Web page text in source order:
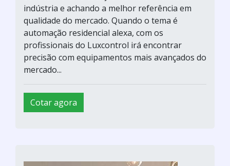
indústria e achando a melhor referência em
qualidade do mercado. Quando o tema é
automação residencial alexa, com os
profissionais do Luxcontrol irá encontrar
precisão com equipamentos mais avançados do
mercado...
Cotar agora